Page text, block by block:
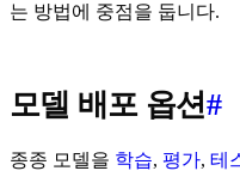
는 방법에 중점을 둡니다.
모델 배포 옵션#
종종 모델을 학습, 평가, 테